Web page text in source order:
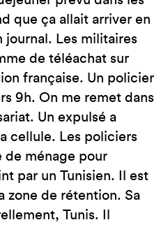
que ça allait arriver en
journal. Les militaires
de téléachat sur
française. Un policier
9h. On me remet dans
Un expulsé a
cellule. Les policiers
de ménage pour
par un Tunisien. Il est
zone de rétention. Sa
Tunis. Il